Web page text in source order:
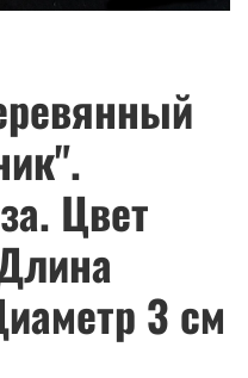
Цвет
3 см